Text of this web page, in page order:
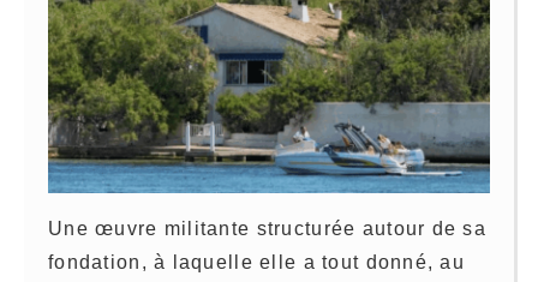
Une œuvre militante structurée autour de sa
fondation, à laquelle elle a tout donné, au